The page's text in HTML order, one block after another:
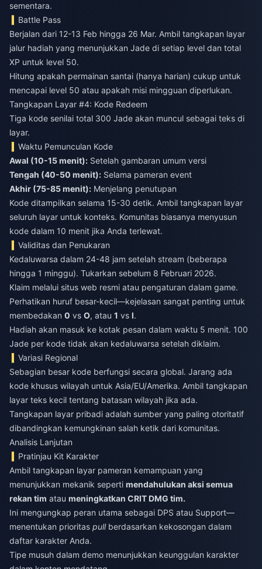
sementara.
Battle Pass
Berjalan dari 12-13 Feb hingga 26 Mar. Ambil tangkapan layar
jalur hadiah yang menunjukkan Jade di setiap level dan total
XP untuk level 50.
Hitung apakah permainan santai (hanya harian) cukup untuk
mencapai level 50 atau apakah misi mingguan diperlukan.
Tangkapan Layar #4: Kode Redeem
Tiga kode senilai total 300 Jade akan muncul sebagai teks di
layar.
Waktu Pemunculan Kode
Awal (10-15 menit): Setelah gambaran umum versi
Tengah (40-50 menit): Selama pameran event
Akhir (75-85 menit): Menjelang penutupan
Kode ditampilkan selama 15-30 detik. Ambil tangkapan layar
seluruh layar untuk konteks. Komunitas biasanya menyusun
kode dalam 10 menit jika Anda terlewat.
Validitas dan Penukaran
Kedaluwarsa dalam 24-48 jam setelah stream (beberapa
hingga 1 minggu). Tukarkan sebelum 8 Februari 2026.
Klaim melalui situs web resmi atau pengaturan dalam game.
Perhatikan huruf besar-kecil—kejelasan sangat penting untuk
membedakan 0 vs O, atau 1 vs l.
Hadiah akan masuk ke kotak pesan dalam waktu 5 menit. 100
Jade per kode tidak akan kedaluwarsa setelah diklaim.
Variasi Regional
Sebagian besar kode berfungsi secara global. Jarang ada
kode khusus wilayah untuk Asia/EU/Amerika. Ambil tangkapan
layar teks kecil tentang batasan wilayah jika ada.
Tangkapan layar pribadi adalah sumber yang paling otoritatif
dibandingkan kemungkinan salah ketik dari komunitas.
Analisis Lanjutan
Pratinjau Kit Karakter
Ambil tangkapan layar pameran kemampuan yang
menunjukkan mekanik seperti mendahulukan aksi semua
rekan tim atau meningkatkan CRIT DMG tim.
Ini mengungkap peran utama sebagai DPS atau Support—
menentukan prioritas pullberdasarkan kekosongan dalam
daftar karakter Anda.
Tipe musuh dalam demo menunjukkan keunggulan karakter